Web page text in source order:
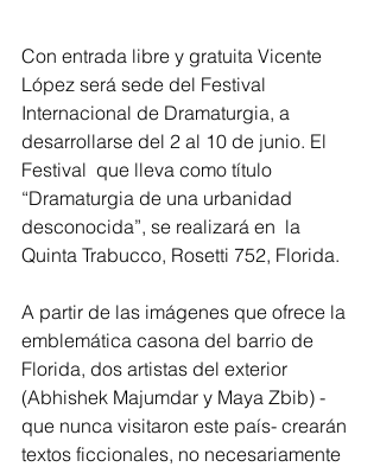
Con entrada libre y gratuita Vicente
López será sede del Festival
Internacional de Dramaturgia, a
desarrollarse del 2 al 10 de junio. El
Festival  que lleva como título
“Dramaturgia de una urbanidad
desconocida”, se realizará en  la
Quinta Trabucco, Rosetti 752, Florida.
A partir de las imágenes que ofrece la
emblemática casona del barrio de
Florida, dos artistas del exterior
(Abhishek Majumdar y Maya Zbib) -
que nunca visitaron este país- crearán
textos ficcionales, no necesariamente